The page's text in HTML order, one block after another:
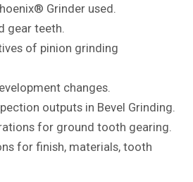
Grinder used.
gear teeth.
of pinion grinding
changes.
outputs in Bevel Grinding.
for ground tooth gearing.
for finish, materials, tooth